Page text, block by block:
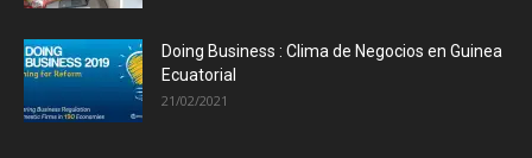
Doing Business : Clima de Negocios en Guinea
Ecuatorial
21/02/2021